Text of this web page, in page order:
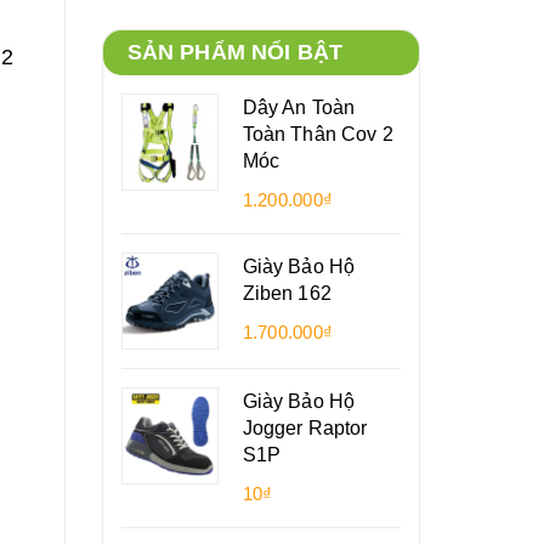
SẢN PHẨM NỔI BẬT
Dây An Toàn
Toàn Thân Cov 2
Móc
1.200.000₫
Giày Bảo Hộ
Ziben 162
1.700.000₫
Giày Bảo Hộ
Jogger Raptor
S1P
10₫